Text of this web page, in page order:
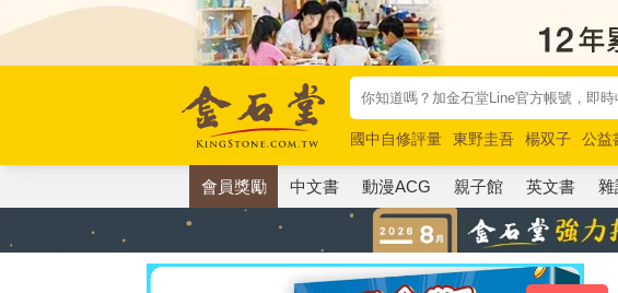
國中自修評量 東野圭吾 楊双子 公益
唯紅花綻放
奧德賽 路邊攤新作 馬斯
會員獎勵 中文書 動漫ACG 親子館 英文書 雜